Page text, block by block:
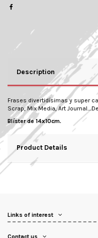
Description
Frases divertidísimas y super
Scrap, Mix Media, Art
Blíster de 14x10cm.
Product Details
Links of interest
Contact us